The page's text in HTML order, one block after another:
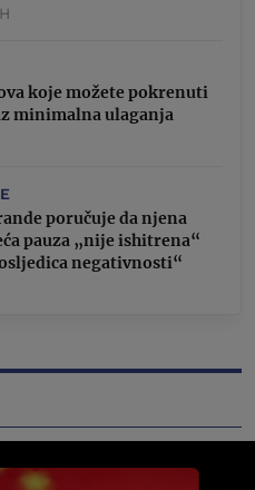
koje možete pokrenuti
minimalna ulaganja
poručuje da njena
pauza „nije ishitrena“
negativnosti“